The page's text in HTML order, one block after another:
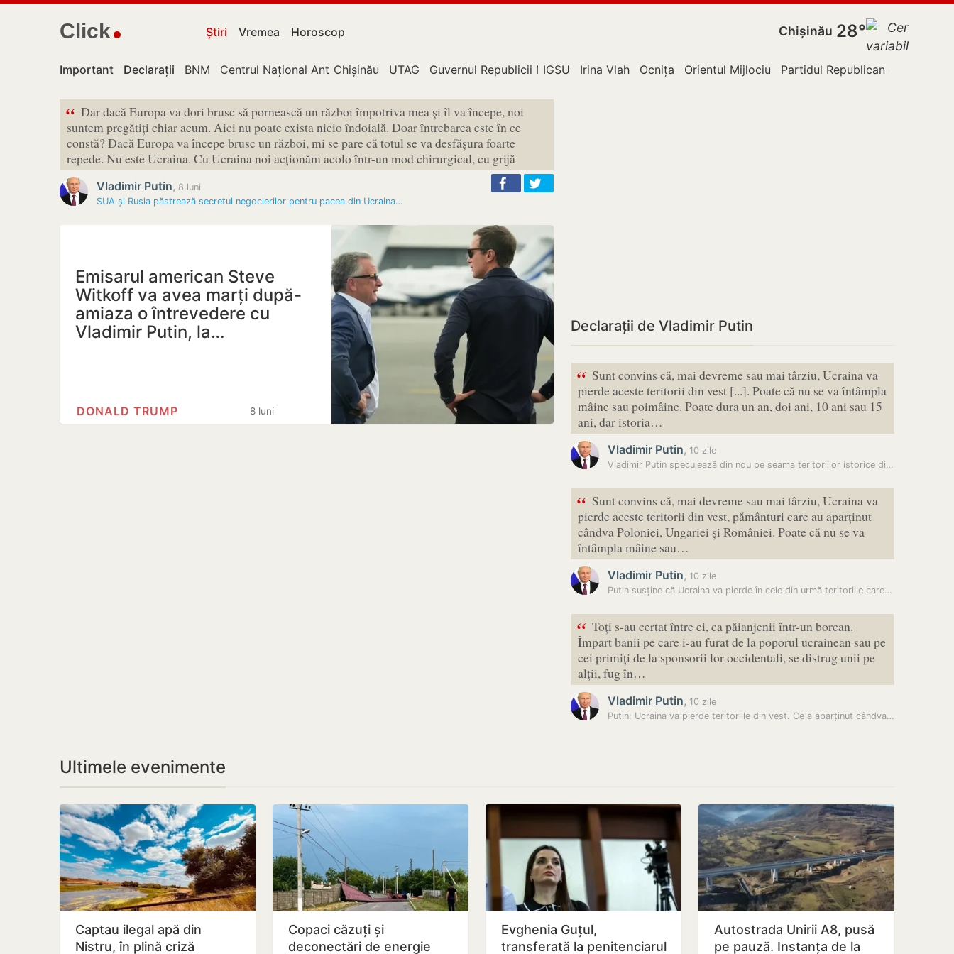
Click Știri Vremea Horoscop Chișinău 28°
Important Declarații BNM Centrul Național Anticorupție
Chișinău UTAG Guvernul Republicii Moldova
IGSU Irina Vlah Ocnița Orientul Mijlociu Partidul Republican din
“ Dar dacă Europa va dori brusc să pornească un război împotriva mea și îl va începe, noi
suntem pregătiți chiar acum. Aici nu poate exista nicio îndoială. Doar întrebarea este în ce
constă? Dacă Europa va începe brusc un război, mi se pare că totul se va desfășura foarte
repede. Nu este Ucraina. Cu Ucraina noi acționăm acolo într-un mod chirurgical, cu grijă
Vladimir Putin, 8 luni
SUA și Rusia păstrează secretul negocierilor pentru pacea din Ucraina…
Emisarul american Steve
Witkoff va avea marți după-
amiaza o întrevedere cu
Vladimir Putin, la…
8 luni
DONALD TRUMP
Declarații de Vladimir Putin
“ Sunt convins că, mai devreme sau mai târziu, Ucraina va
pierde aceste teritorii din vest [...]. Poate că nu se va întâmpla
mâine sau poimâine. Poate dura un an, doi ani, 10 ani sau 15
ani, dar istoria…
Vladimir Putin, 10 zile
Vladimir Putin speculează din nou pe seama teritoriilor istorice din…
“ Sunt convins că, mai devreme sau mai târziu, Ucraina va
pierde aceste teritorii din vest, pământuri care au aparținut
cândva Poloniei, Ungariei și României. Poate că nu se va
întâmpla mâine sau…
Vladimir Putin, 10 zile
Putin susține că Ucraina va pierde în cele din urmă teritoriile care…
“ Toți s-au certat între ei, ca păianjenii într-un borcan.
Împart banii pe care i-au furat de la poporul ucrainean sau pe
cei primiți de la sponsorii lor occidentali, se distrug unii pe
alții, fug în…
Vladimir Putin, 10 zile
Putin: Ucraina va pierde teritoriile din vest. Ce a aparținut cândva…
Ultimele evenimente
Captau ilegal apă din
Nistru, în plină criză
Copaci căzuți și
deconectări de energie
Evghenia Guțul,
transferată la penitenciarul
Autostrada Unirii A8, pusă
pe pauză. Instanța de la